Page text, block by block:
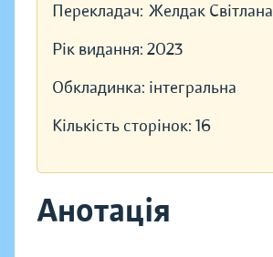
Перекладач: Желдак Світлана
Рік видання: 2023
Обкладинка: інтегральна
Кількість сторінок: 16
Анотація